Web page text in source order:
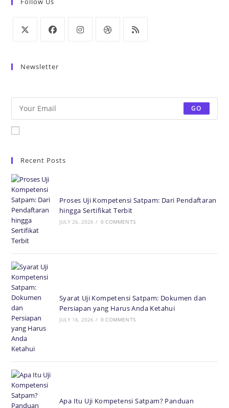
Newsletter
GO
Recent Posts
Proses Uji Kompetensi Satpam: Dari Pendaftaran
hingga Sertifikat Terbit
JULY 26, 2026 / 0 COMMENTS
Syarat Uji Kompetensi Satpam: Dokumen dan
Persiapan yang Harus Anda Ketahui
JULY 16, 2026 / 0 COMMENTS
Apa Itu Uji Kompetensi Satpam? Panduan